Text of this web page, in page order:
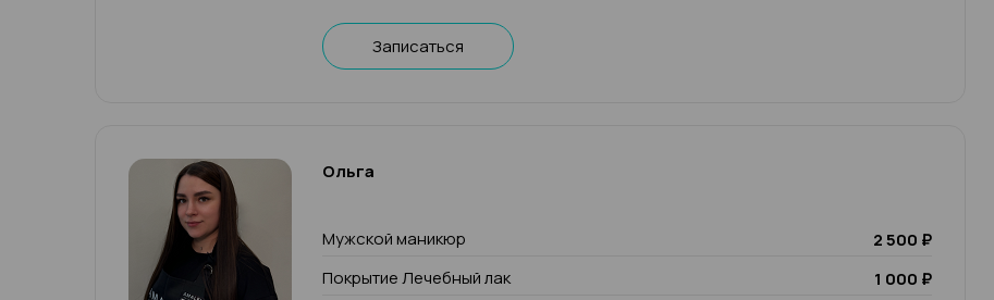
Записаться
Ольга
Мужской маникюр
2 500 ₽
Покрытие Лечебный лак
1 000 ₽